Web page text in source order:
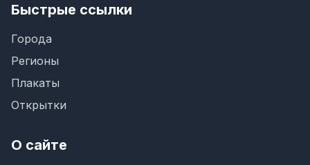
Быстрые ссылки
Города
Регионы
Плакаты
Открытки
О сайте